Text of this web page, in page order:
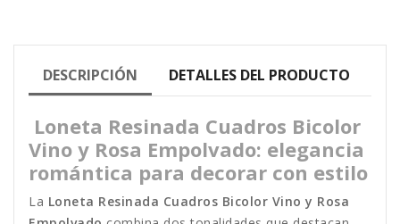
DESCRIPCIÓN DETALLES DEL PRODUCTO
Loneta Resinada Cuadros Bicolor
Vino y Rosa Empolvado: elegancia
romántica para decorar con estilo
La Loneta Resinada Cuadros Bicolor Vino y Rosa